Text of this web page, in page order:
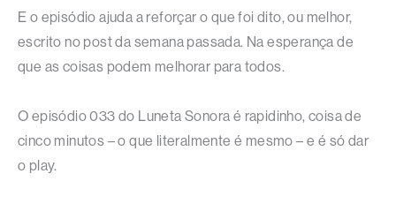
E o episódio ajuda a reforçar o que foi dito, ou melhor,
escrito no post da semana passada. Na esperança de
que as coisas podem melhorar para todos.
O episódio 033 do Luneta Sonora é rapidinho, coisa de
cinco minutos – o que literalmente é mesmo – e é só dar
o play.